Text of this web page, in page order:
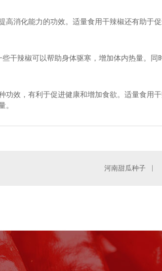
高消化能力的功效。适量食用干辣椒还有助于
干辣椒可以帮助身体驱寒，增加体内热量。同
功效，有利于促进健康和增加食欲。适量食用
。
河南甜瓜种子